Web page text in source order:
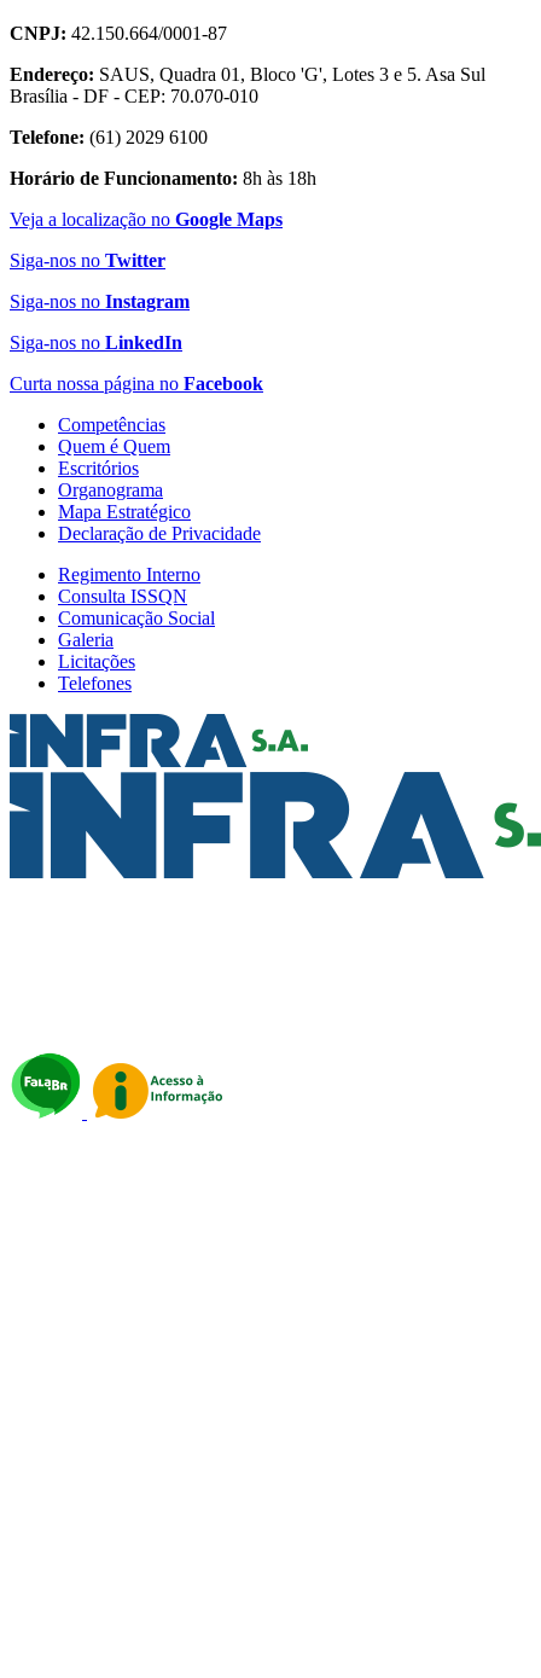
CNPJ: 42.150.664/0001-87
Endereço: SAUS, Quadra 01, Bloco 'G', Lotes 3 e 5. Asa Sul
Brasília - DF - CEP: 70.070-010
Telefone: (61) 2029 6100
Horário de Funcionamento: 8h às 18h
Veja a localização no Google Maps
Siga-nos no Twitter
Siga-nos no Instagram
Siga-nos no LinkedIn
Curta nossa página no Facebook
Competências
Quem é Quem
Escritórios
Organograma
Mapa Estratégico
Declaração de Privacidade
Regimento Interno
Consulta ISSQN
Comunicação Social
Galeria
Licitações
Telefones